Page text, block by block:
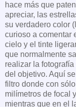
hace más que
apreciar, las
su verdadero color
curioso a comentar
cielo y el tinte
que normalmente
realizar la
del objetivo. Aquí
filtro donde con
milímetros de focal
mientras que en el